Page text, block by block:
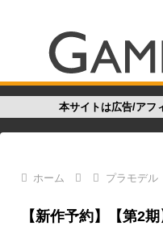
本サイトは広告/アフ
ホーム プラモデル
【新作予約】【第2